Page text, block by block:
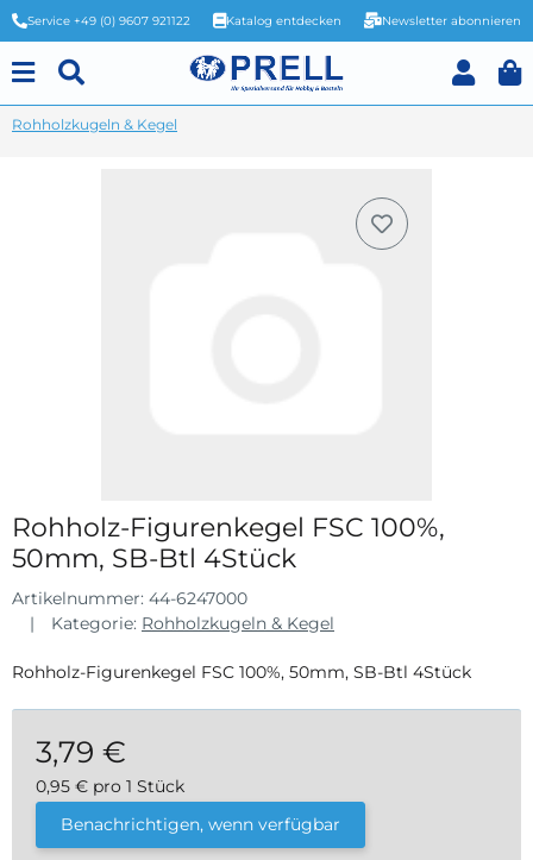
Service +49 (0) 9607 921122 Katalog entdecken Newsletter abonnieren
Rohholzkugeln & Kegel
Rohholz-Figurenkegel FSC 100%,
50mm, SB-Btl 4Stück
Artikelnummer: 44-6247000
Kategorie: Rohholzkugeln & Kegel
Rohholz-Figurenkegel FSC 100%, 50mm, SB-Btl 4Stück
3,79 €
0,95 € pro 1 Stück
inkl. 19% USt. , zzgl.
Benachrichtigen, wenn verfügbar